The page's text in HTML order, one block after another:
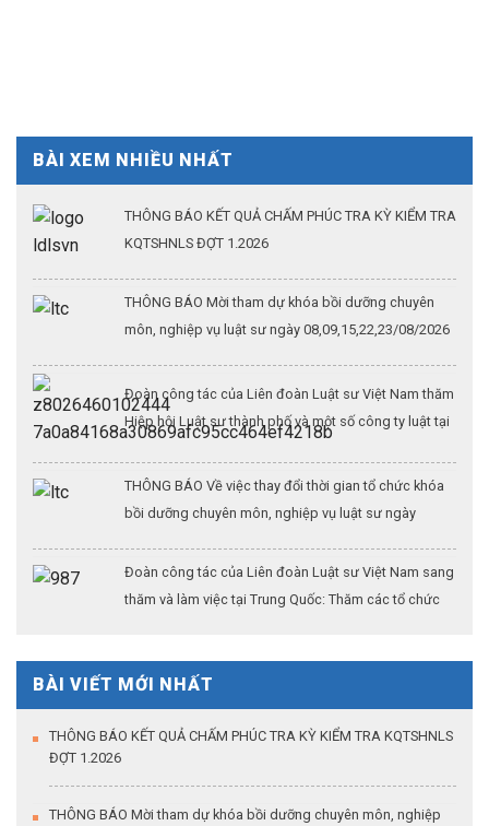
BÀI XEM NHIỀU NHẤT
THÔNG BÁO KẾT QUẢ CHẤM PHÚC TRA KỲ KIỂM TRA
KQTSHNLS ĐỢT 1.2026
THÔNG BÁO Mời tham dự khóa bồi dưỡng chuyên
môn, nghiệp vụ luật sư ngày 08,09,15,22,23/08/2026
Đoàn công tác của Liên đoàn Luật sư Việt Nam thăm
Hiệp hội Luật sư thành phố và một số công ty luật tại
THÔNG BÁO Về việc thay đổi thời gian tổ chức khóa
bồi dưỡng chuyên môn, nghiệp vụ luật sư ngày
Đoàn công tác của Liên đoàn Luật sư Việt Nam sang
thăm và làm việc tại Trung Quốc: Thăm các tổ chức
BÀI VIẾT MỚI NHẤT
THÔNG BÁO KẾT QUẢ CHẤM PHÚC TRA KỲ KIỂM TRA KQTSHNLS
ĐỢT 1.2026
THÔNG BÁO Mời tham dự khóa bồi dưỡng chuyên môn, nghiệp